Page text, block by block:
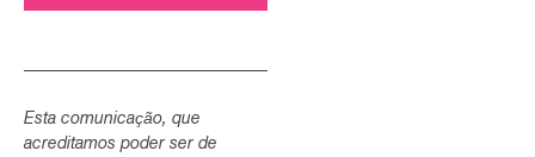
Esta comunicação, que
acreditamos poder ser de